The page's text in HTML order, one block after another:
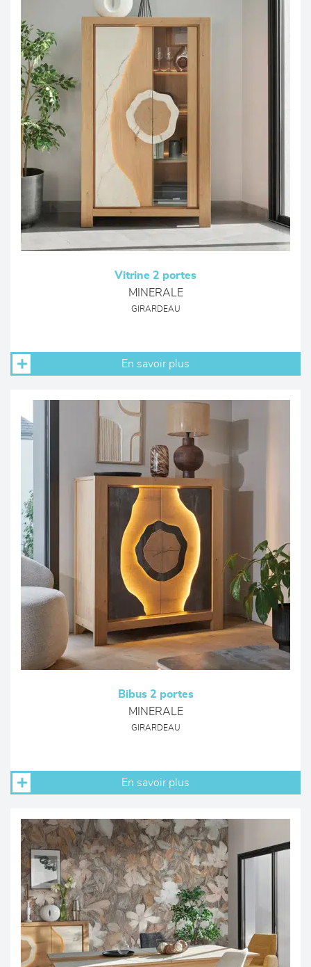
Vitrine 2 portes
MINERALE
GIRARDEAU
En savoir plus
Bibus 2 portes
MINERALE
GIRARDEAU
En savoir plus